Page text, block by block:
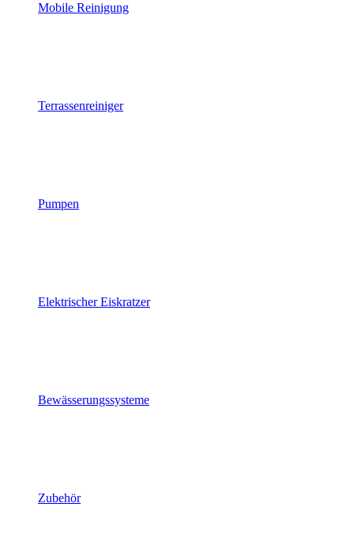
Mobile Reinigung
Terrassenreiniger
Pumpen
Elektrischer Eiskratzer
Bewässerungssysteme
Zubehör